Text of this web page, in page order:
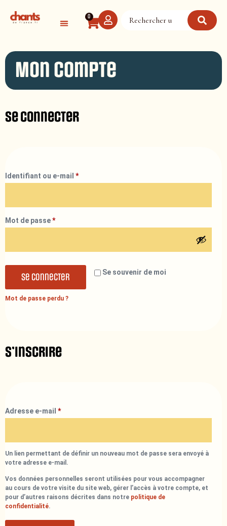
0
Mon compte
Se connecter
Identifiant ou e-mail *
Mot de passe*
Se souvenir de moi
Se connecter
Mot de passe perdu ?
S’inscrire
Adresse e-mail *
Un lien permettant de définir un nouveau mot de passe sera envoyé à
votre adresse e-mail.
Vos données personnelles seront utilisées pour vous accompagner
au cours de votre visite du site web, gérer l’accès à votre compte, et
pour d’autres raisons décrites dans notre politique de
confidentialité.